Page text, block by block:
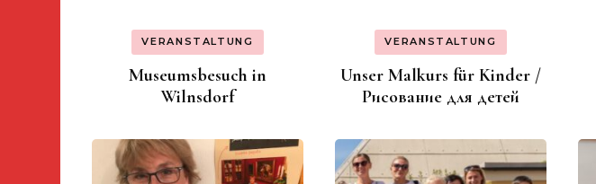
VERANSTALTUNG
Museumsbesuch in
Wilnsdorf
VERANSTALTUNG
Unser Malkurs für Kinder /
Рисование для детей